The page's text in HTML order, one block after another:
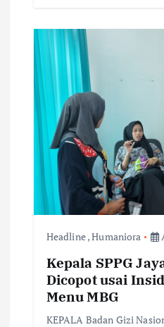
Headline,Humaniora
Kepala SPPG
Dicopot usai
Menu MBG
KEPALA Badan Gizi